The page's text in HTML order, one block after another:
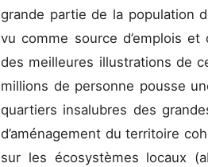
grande partie de la population
vu comme source d’emplois
des meilleures illustrations de
millions de personne pousse
quartiers insalubres des
d’aménagement du territoire
sur les écosystèmes locaux